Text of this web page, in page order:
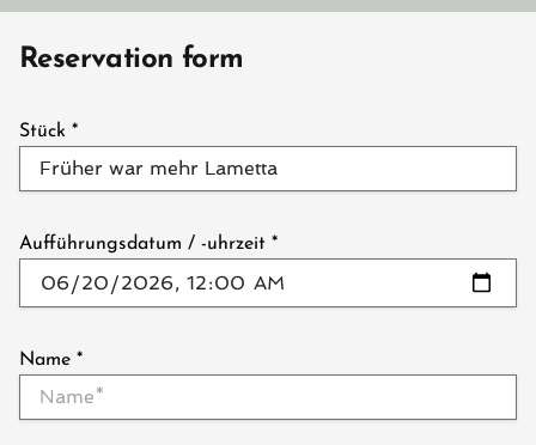
Reservation form
Stück *
Aufführungsdatum / -uhrzeit *
Name *